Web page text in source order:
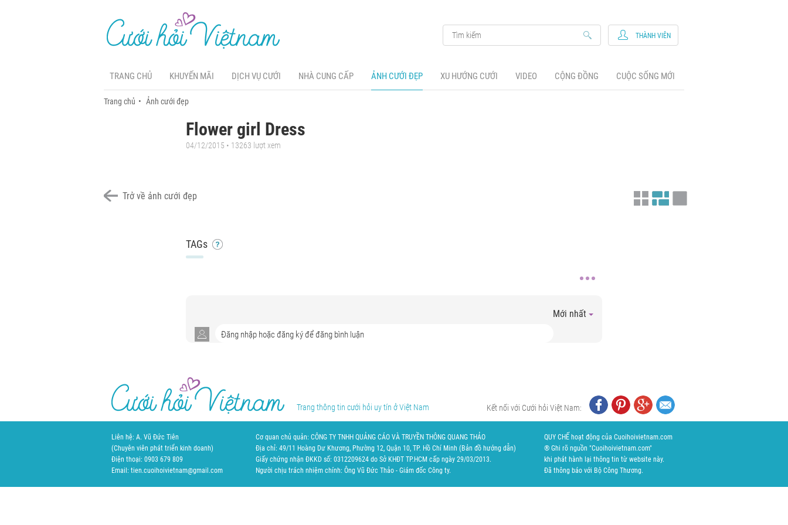
TRANG CHỦ KHUYẾN MÃI DỊCH VỤ CƯỚI NHÀ CUNG CẤP ẢNH CƯỚI ĐẸP XU HƯỚNG CƯỚI VIDEO CỘNG ĐỒNG CUỘC SỐNG MỚI
THÀNH VIÊN
Trang chủ Ảnh cưới đẹp
Flower girl Dress
04/12/2015 • 13263 lượt xem
Trở về ảnh cưới đẹp
TAGs
Mới nhất
Trang thông tin cưới hỏi uy tín ở Việt Nam Kết nối với Cưới hỏi Việt Nam:
Liên hệ: A. Vũ Đức Tiên
(Chuyên viên phát triển kinh doanh)
Điện thoại: 0903 679 809
Email: tien.cuoihoivietnam@gmail.com
Cơ quan chủ quản: CÔNG TY TNHH QUẢNG CÁO VÀ TRUYỀN THÔNG QUANG THẢO
Địa chỉ: 49/11 Hoàng Dư Khương, Phường 12, Quận 10, TP. Hồ Chí Minh ( Bản đồ hướng dẫn)
Giấy chứng nhận ĐKKD số: 0312209624 do Sở KHĐT TP.HCM cấp ngày 29/03/2013.
Người chịu trách nhiệm chính: Ông Vũ Đức Thảo - Giám đốc Công ty.
QUY CHẾ hoạt động của Cuoihoivietnam.com
® Ghi rõ nguồn "Cuoihoivietnam.com"
khi phát hành lại thông tin từ website này.
Đã thông báo với Bộ Công Thương.